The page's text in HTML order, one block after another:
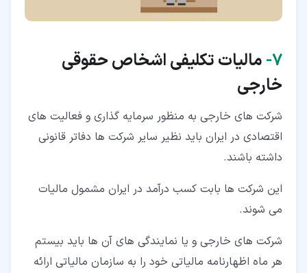
۷‏- مالیات تکلیفی اشخاص حقوقی
خارجی
شرکت های خارجی به منظور سرمایه گذاری و فعالیت های
اقتصادی در ایران باید نظیر سایر شرکت ها دفاتر قانونی
داشته باشند.
این شرکت ها بابت کسب درآمد در ایران مشمول مالیات
می شوند.
شرکت های خارجی و یا نمایندگی های آن ها باید بیستم
هر ماه اظهارنامه مالیاتی خود را به سازمان مالیاتی ارائه